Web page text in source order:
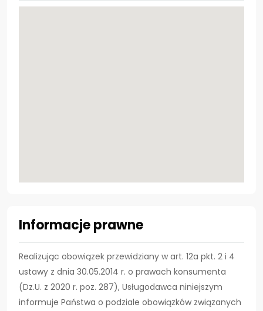
Informacje prawne
Realizując obowiązek przewidziany w art. 12a pkt. 2 i 4
ustawy z dnia 30.05.2014 r. o prawach konsumenta
(Dz.U. z 2020 r. poz. 287), Usługodawca niniejszym
informuje Państwa o podziale obowiązków związanych